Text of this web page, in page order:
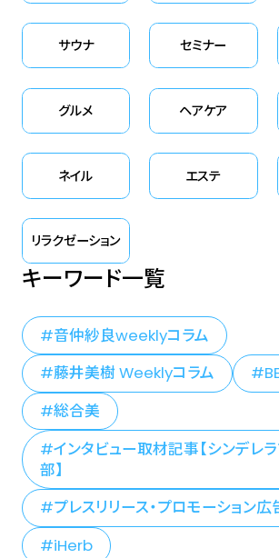
サウナ セミナー
グルメ ヘアケア
ネイル エステ
リラクゼーション
キーワード一覧
音仲紗良weeklyコラム
藤井美樹 Weeklyコラム
総合美
インタビュー取材記事【シンデレ
部】
プレスリリース・プロモーション
iHerb